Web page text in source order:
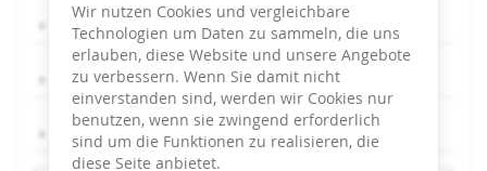
Fr, 5.9.
Sa, 6.9.
So, 7.9.
Wir nutzen Cookies und vergleichbare
Technologien um Daten zu sammeln, die uns
erlauben, diese Website und unsere Angebote
zu verbessern. Wenn Sie damit nicht
einverstanden sind, werden wir Cookies nur
benutzen, wenn sie zwingend erforderlich
sind um die Funktionen zu realisieren, die
diese Seite anbietet.